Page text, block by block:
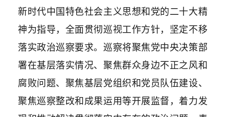
新时代中国特色社会主义思想和党的二十大精
神为指导，全面贯彻巡视工作方针，坚定不移
落实政治巡察要求。巡察将聚焦党中央决策部
署在基层落实情况、聚焦群众身边不正之风和
腐败问题、聚焦基层党组织和党员队伍建设、
聚焦巡察整改和成果运用等开展监督，着力发